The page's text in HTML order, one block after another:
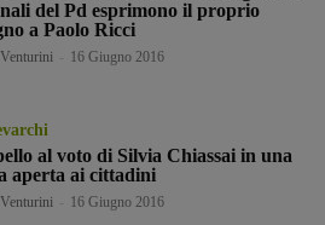
del Pd esprimono il proprio
a Paolo Ricci
16 Giugno 2016
al voto di Silvia Chiassai in una
aperta ai cittadini
16 Giugno 2016